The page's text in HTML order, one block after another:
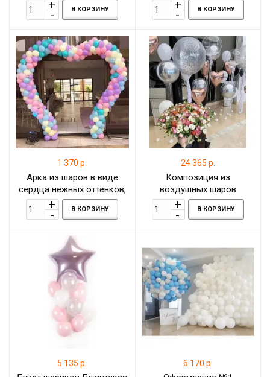
шарами С Днём свадьбы
В КОРЗИНУ В КОРЗИНУ
1 370 р.
Арка из шаров в виде
сердца нежных оттенков,
1 метр
В КОРЗИНУ
24 365 р.
Композиция из
воздушных шаров
свадебная
В КОРЗИНУ
5 135 р. 6 170 р.